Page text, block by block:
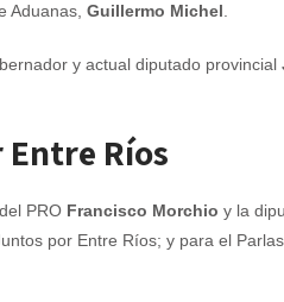
Aduanas, Guillermo Michel.
y actual diputado provincial
Ríos
PRO Francisco Morchio y la
por Entre Ríos; y para el